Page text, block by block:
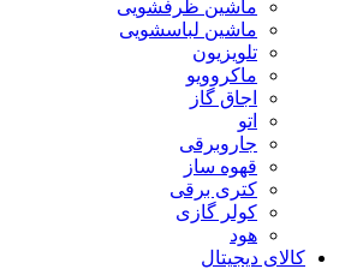
ماشین ظرفشویی
ماشین لباسشویی
تلویزیون
ماکروویو
اجاق گاز
اتو
جاروبرقی
قهوه ساز
کتری برقی
کولر گازی
هود
کالای دیجیتال